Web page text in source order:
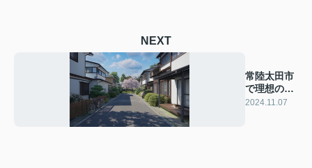
NEXT
常陸太田市
で理想の中
古戸建を見
2024.11.07